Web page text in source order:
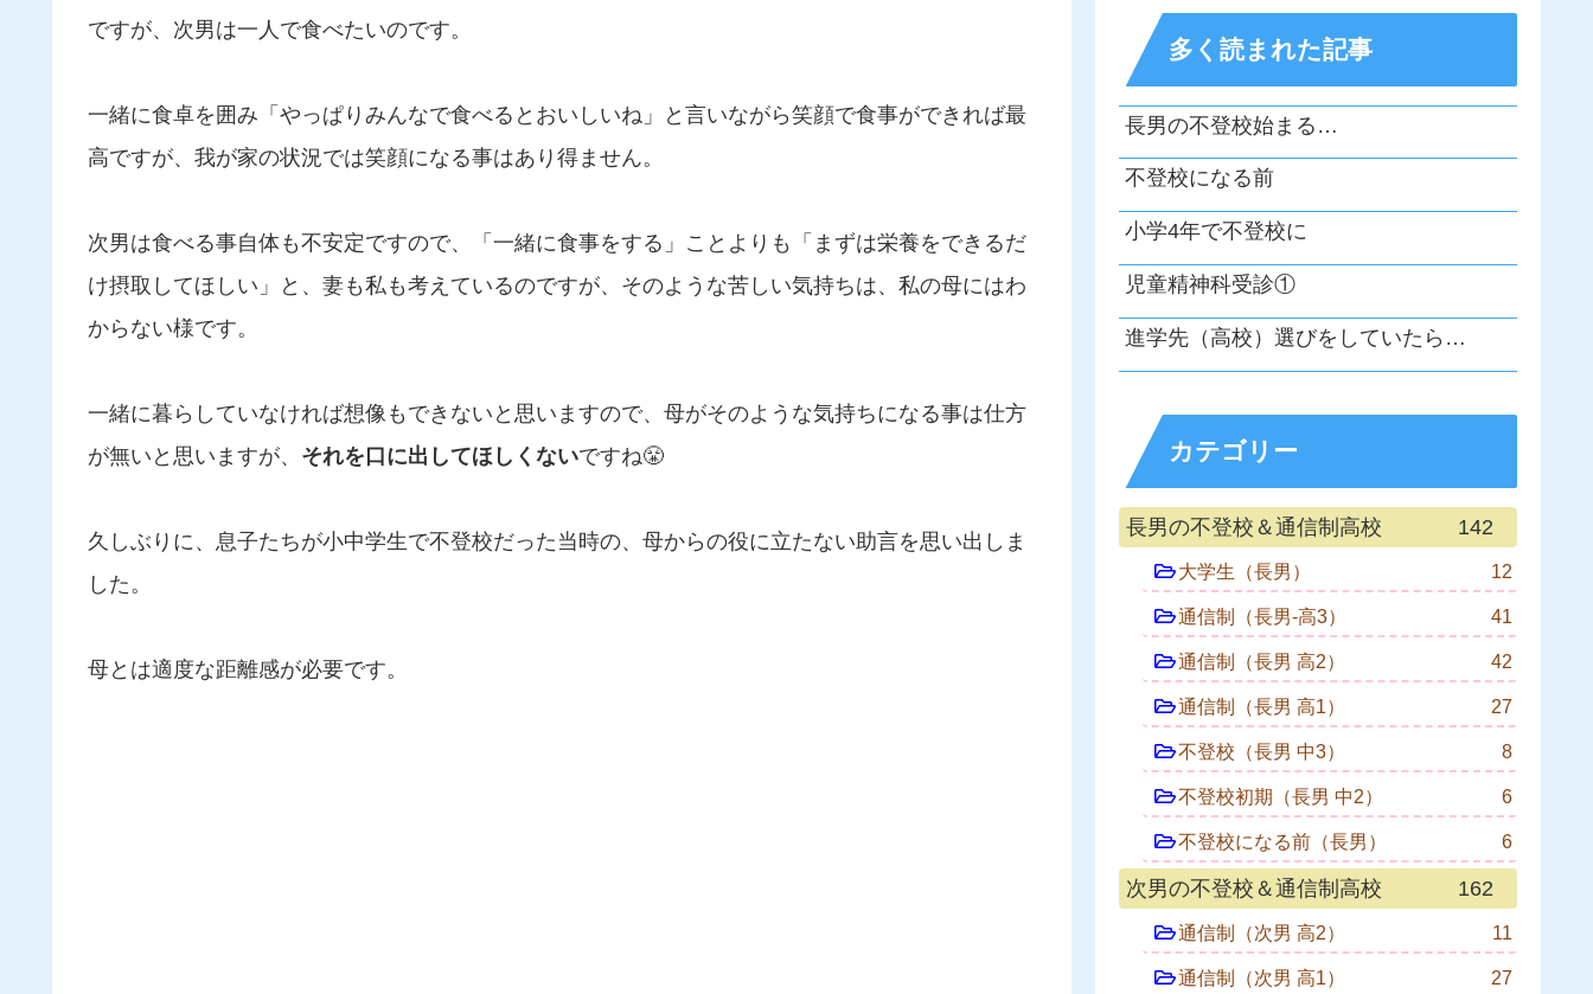
ですが、次男は一人で食べたいのです。
一緒に食卓を囲み「やっぱりみんなで食べるとおいしいね」と言いながら笑顔で食事ができれば最
高ですが、我が家の状況では笑顔になる事はあり得ません。
次男は食べる事自体も不安定ですので、「一緒に食事をする」ことよりも「まずは栄養をできるだ
け摂取してほしい」と、妻も私も考えているのですが、そのような苦しい気持ちは、私の母にはわ
からない様です。
一緒に暮らしていなければ想像もできないと思いますので、母がそのような気持ちになる事は仕方
が無いと思いますが、 それを口に出してほしくないですね😤
久しぶりに、息子たちが小中学生で不登校だった当時の、母からの役に立たない助言を思い出しま
した。
母とは適度な距離感が必要です。
多く読まれた記事
長男の不登校始まる…
不登校になる前
小学4年で不登校に
児童精神科受診①
進学先（高校）選びをしていたら…
カテゴリー
長男の不登校＆通信制高校 142
大学生（長男） 12
通信制（長男-高3） 41
通信制（長男 高2） 42
通信制（長男 高1） 27
不登校（長男 中3） 8
不登校初期（長男 中2） 6
不登校になる前（長男） 6
次男の不登校＆通信制高校 162
通信制（次男 高2） 11
通信制（次男 高1） 27